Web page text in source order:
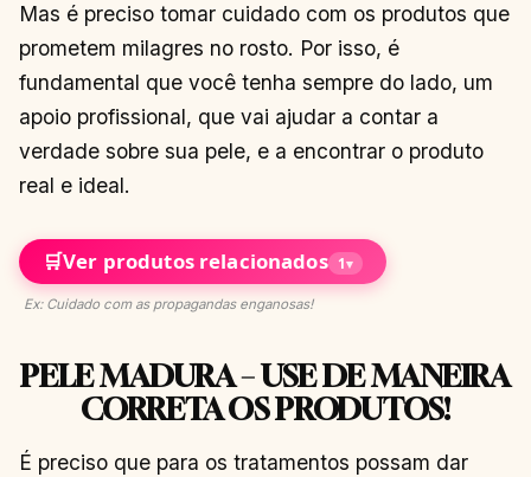
Mas é preciso tomar cuidado com os produtos que
prometem milagres no rosto. Por isso, é
fundamental que você tenha sempre do lado, um
apoio profissional, que vai ajudar a contar a
verdade sobre sua pele, e a encontrar o produto
real e ideal.
🛒Ver produtos relacionados 1▾
Ex: Cuidado com as propagandas enganosas!
PELE MADURA – USE DE MANEIRA
CORRETA OS PRODUTOS!
É preciso que para os tratamentos possam dar